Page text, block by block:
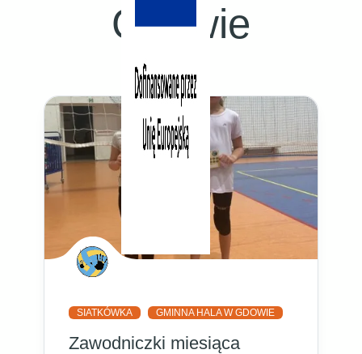
Gdowie
SIATKÓWKA GMINNA HALA W GDOWIE
Zawodniczki miesiąca